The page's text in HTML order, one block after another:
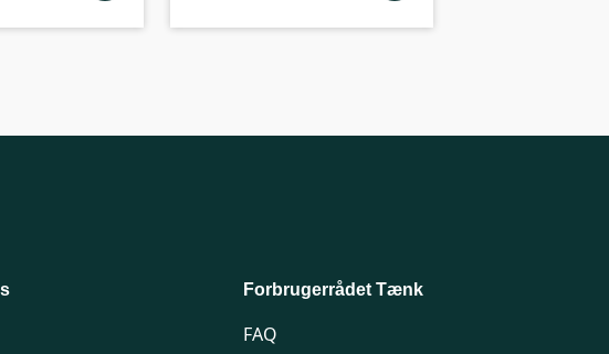
Forbrugerrådet Tænk
FAQ